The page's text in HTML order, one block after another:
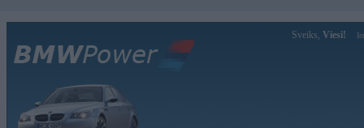
Sveiks, Viesi!